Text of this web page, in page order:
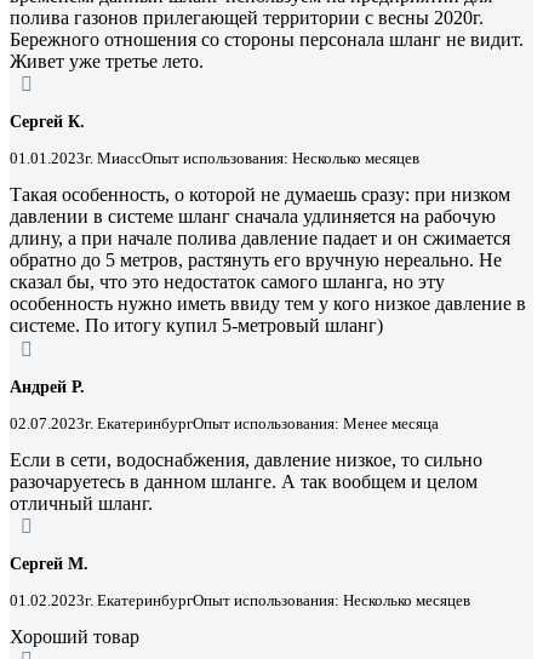
полива газонов прилегающей территории с весны 2020г.
Бережного отношения со стороны персонала шланг не видит.
Живет уже третье лето.
Сергей К.
01.01.2023г. МиассОпыт использования: Несколько месяцев
Такая особенность, о которой не думаешь сразу: при низком
давлении в системе шланг сначала удлиняется на рабочую
длину, а при начале полива давление падает и он сжимается
обратно до 5 метров, растянуть его вручную нереально. Не
сказал бы, что это недостаток самого шланга, но эту
особенность нужно иметь ввиду тем у кого низкое давление в
системе. По итогу купил 5-метровый шланг)
Андрей Р.
02.07.2023г. ЕкатеринбургОпыт использования: Менее месяца
Если в сети, водоснабжения, давление низкое, то сильно
разочаруетесь в данном шланге. А так вообщем и целом
отличный шланг.
Сергей М.
01.02.2023г. ЕкатеринбургОпыт использования: Несколько месяцев
Хороший товар